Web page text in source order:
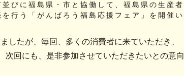
びに福島県・市と協働して、福島県の生産
行う「がんばろう福島応援フェア」を開催い
したが、毎回、多くの消費者に来ていただき、
回にも、是非参加させていただきたいとの意